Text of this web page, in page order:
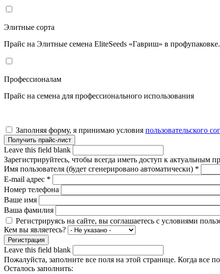
Элитные сорта
Прайс на Элитные семена EliteSeeds «Гавриш» в
Профессионалам
Прайс на семена для профессионального использования
Заполняя форму, я принимаю условия пользовательского
Leave this field blank
Зарегистрируйтесь, чтобы всегда иметь доступ к актуальным
Имя пользователя (будет сгенерировано автоматически) *
E-mail адрес *
Номер телефона
Ваше имя
Ваша фамилия
Регистрируясь на сайте, вы соглашаетесь с условиями
Кем вы являетесь?
Leave this field blank
Пожалуйста, заполните все поля на этой странице. Когда все
Осталось заполнить: